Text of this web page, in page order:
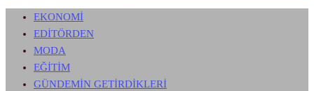
EKONOMİ
EDİTÖRDEN
MODA
EĞİTİM
GÜNDEMİN GETİRDİKLERİ